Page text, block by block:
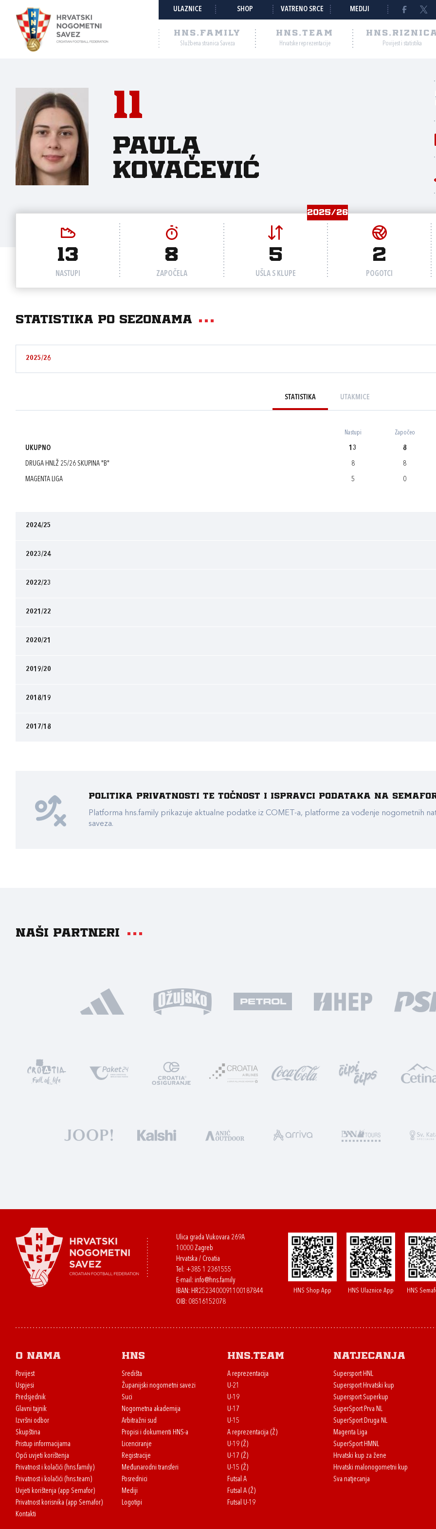
ULAZNICE SHOP VATRENO SRCE MEDIJI
HNS.FAMILY
Službena stranica Saveza
HNS.TEAM
Hrvatske reprezentacije Povijest i statistika
11
Paula
Kovačević
2025/26
13
NASTUPI
8
ZAPOČELA
5
UŠLA S KLUPE
2
POGOTCI
Statistika po sezonama
2025/26
STATISTIKA UTAKMICE
Nastupi Započeo
UKUPNO 13 8
DRUGA HNLŽ 25/26 SKUPINA "B" 8 8
MAGENTA LIGA 5 0
2024/25
2023/24
2022/23
2021/22
2020/21
2019/20
2018/19
2017/18
Politika privatnosti te točnost i ispravci podataka na
Platforma hns.family prikazuje aktualne podatke iz COMET-a, platforme za vođenje nogometnih
saveza.
Naši partneri
Ulica grada Vukovara 269A
10000 Zagreb
Hrvatska / Croatia
Tel: +385 1 2361555
E-mail: info@hns.family
IBAN: HR2523400091100187844
OIB: 08516152078
HNS Shop App HNS Ulaznice App HNS
O nama
Povijest
Uspjesi
Predsjednik
Glavni tajnik
Izvršni odbor
Skupština
Pristup informacijama
Opći uvjeti korištenja
Privatnost i kolačići (hns.family)
Privatnost i kolačići (hns.team)
Uvjeti korištenja (app Semafor)
Privatnost korisnika (app Semafor)
Kontakti
HNS
Središta
Županijski nogometni savezi
Suci
Nogometna akademija
Arbitražni sud
Propisi i dokumenti HNS-a
Licenciranje
Registracije
Međunarodni transferi
Posrednici
Mediji
Logotipi
HNS.team
A reprezentacija
U-21
U-19
U-17
U-15
A reprezentacija (Ž)
U-19 (Ž)
U-17 (Ž)
U-15 (Ž)
Futsal A
Futsal A (Ž)
Futsal U-19
Natjecanja
Supersport HNL
Supersport Hrvatski kup
Supersport Superkup
SuperSport Prva NL
SuperSport Druga NL
Magenta Liga
SuperSport HMNL
Hrvatski kup za žene
Hrvatski malonogometni kup
Sva natjecanja